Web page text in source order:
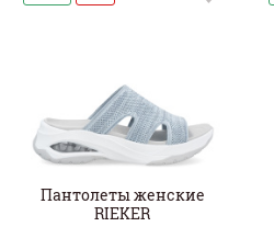
Пантолеты женские
RIEKER